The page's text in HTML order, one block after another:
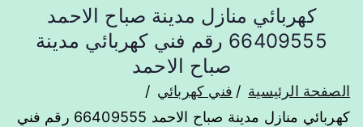
كهربائي منازل مدينة صباح الاحمد
66409555 رقم فني كهربائي مدينة
صباح الاحمد
الصفحة الرئيسية
فني كهربائي
كهربائي منازل مدينة صباح الاحمد 66409555 رقم فني